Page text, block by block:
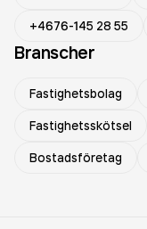
+4676-145 28 55
Branscher
Fastighetsbolag
Fastighetsskötsel
Bostadsföretag